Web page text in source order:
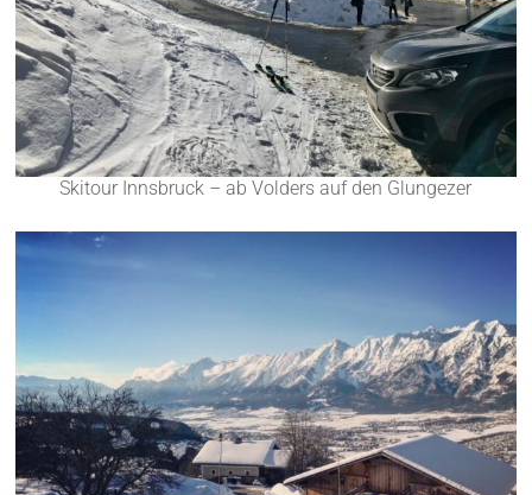
Skitour Innsbruck – ab Volders auf den Glungezer